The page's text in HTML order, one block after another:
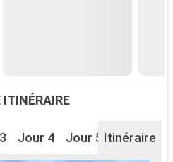
ITINÉRAIRE
Jour 4 Jour 5 Jour 6
Itinéraire